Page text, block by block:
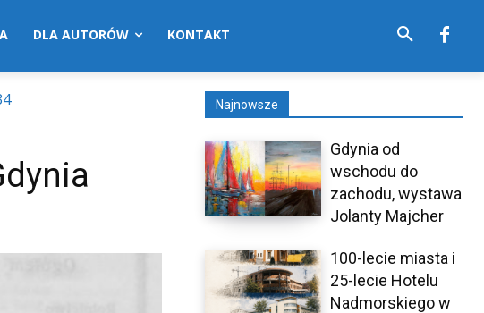
DLA AUTORÓW KONTAKT
Najnowsze
Gdynia od
wschodu do
zachodu, wystawa
Jolanty Majcher
100-lecie miasta i
25-lecie Hotelu
Nadmorskiego w